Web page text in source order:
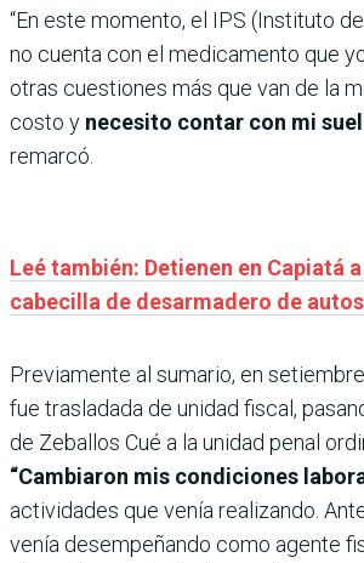
“En este momento, el IPS (Instituto
no cuenta con el medicamento que
otras cuestiones más que van de la
costo y necesito contar con mi
remarcó.
Leé también: Detienen en Capiatá
cabecilla de desarmadero de
Previamente al sumario, en
fue trasladada de unidad fiscal,
de Zeballos Cué a la unidad penal
“Cambiaron mis condiciones
actividades que venía realizando.
venía desempeñando como agente